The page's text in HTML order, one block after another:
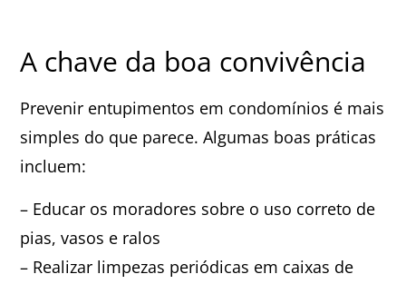
A chave da boa convivência
Prevenir entupimentos em condomínios é mais
simples do que parece. Algumas boas práticas
incluem:
– Educar os moradores sobre o uso correto de
pias, vasos e ralos
– Realizar limpezas periódicas em caixas de